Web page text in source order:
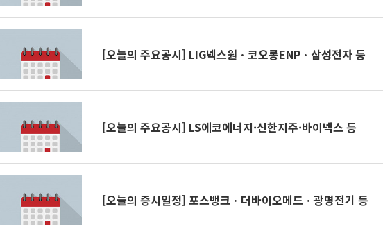
[오늘의 주요공시] LIG넥스원ㆍ코오롱ENPㆍ삼성전자 등
[오늘의 주요공시] LS에코에너지·신한지주·바이넥스 등
[오늘의 증시일정] 포스뱅크ㆍ더바이오메드ㆍ광명전기 등